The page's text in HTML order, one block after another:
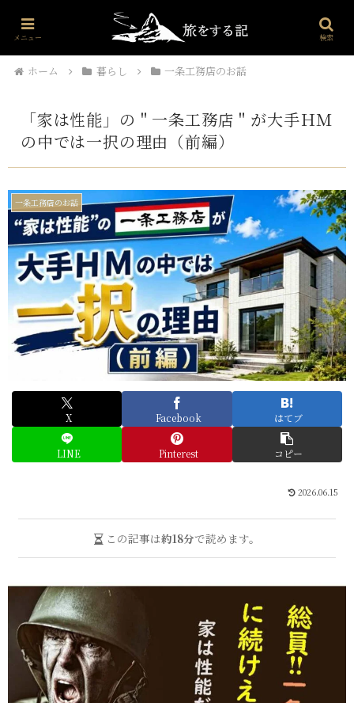
プロフィール 世界・文化・雑学 海外旅行 お問い合わせ
ホーム 暮らし 一条工務店のお話
「家は性能」の＂一条工務店＂が大手ＨＭ
の中では一択の理由（前編）
一条工務店のお話
X Facebook はてブ
LINE Pinterest コピー
2026.06.15
この記事は約18分で読めます。
メニュー 検索